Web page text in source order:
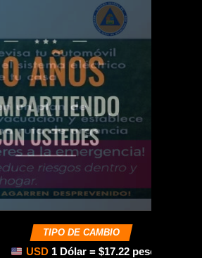
TIPO DE CAMBIO
USD 1 Dólar = $17.22 pesos